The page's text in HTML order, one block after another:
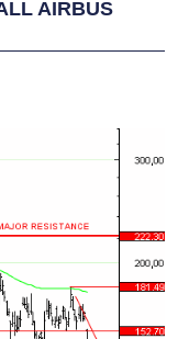
AIRBUS